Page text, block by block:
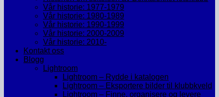
Vår historie: 1977-1979
Vår historie: 1980-1989
Vår historie: 1990-1999
Vår historie: 2000-2009
Vår historie: 2010-
Kontakt oss
Blogg
Lightroom
Lightroom – Rydde i katalogen
Lightroom – Eksportere bilder til klubbkveld
Lightroom – Finne, organisere og levere